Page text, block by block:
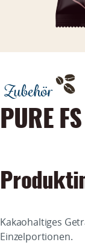
Zubehör
PURE
Kakaohaltiges
Einzelportionen.